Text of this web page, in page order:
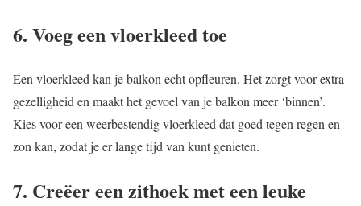
6. Voeg een vloerkleed toe
Een vloerkleed kan je balkon echt opfleuren. Het zorgt voor extra
gezelligheid en maakt het gevoel van je balkon meer ‘binnen’.
Kies voor een weerbestendig vloerkleed dat goed tegen regen en
zon kan, zodat je er lange tijd van kunt genieten.
7. Creëer een zithoek met een leuke